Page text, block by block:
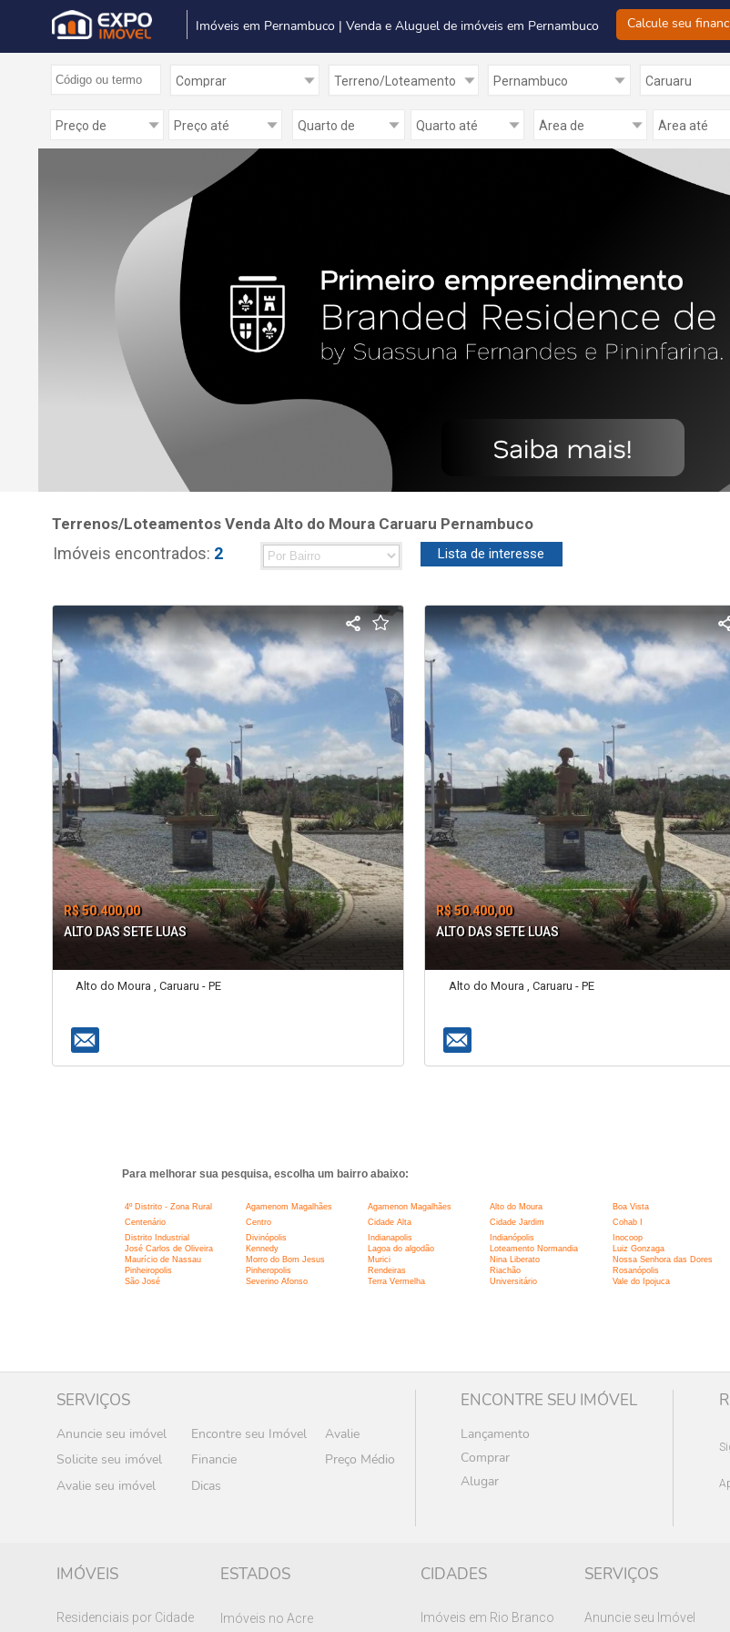
Imóveis em Pernambuco | Venda e Aluguel de imóveis em Pernambuco Calcule seu
Terrenos/Loteamentos Venda Alto do Moura Caruaru Pernambuco
Imóveis encontrados: 2 Lista de interesse
R$ 50.400,00
ALTO DAS SETE LUAS
Alto do Moura , Caruaru - PE
R$ 50.400,00
ALTO DAS SETE LUAS
Alto do Moura , Caruaru - PE
Para melhorar sua pesquisa, escolha um bairro abaixo:
4º Distrito - Zona Rural Agamenom Magalhães Agamenon Magalhães Alto do Moura Boa Vista
Centenário
Centro Cidade Alta Cidade Jardim Cohab I
Distrito Industrial
Divinópolis Indianapolis Indianópolis Inocoop
José Carlos de Oliveira
Kennedy Lagoa do algodão Loteamento Normandia Luiz Gonzaga
Maurício de Nassau
Morro do Bom Jesus Murici Nina Liberato Nossa Senhora das Dores
Pinheiropolis
Pinheropolis Rendeiras Riachão Rosanópolis
São José
Severino Afonso Terra Vermelha Universitário Vale do Ipojuca
SERVIÇOS
Anuncie seu imóvel Encontre seu Imóvel
Avalie
Solicite seu imóvel
Financie
Preço Médio
Avalie seu imóvel
Dicas
ENCONTRE SEU IMÓVEL
Lançamento
Comprar
Alugar
IMÓVEIS
Residenciais por Cidade
ESTADOS
Imóveis no Acre
CIDADES
Imóveis em Rio Branco
SERVIÇOS
Anuncie seu Imóvel